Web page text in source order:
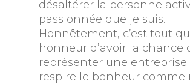
désaltérer la personne
passionnée que je suis.
Honnêtement, c’est tout
honneur d’avoir la chance
représenter une entreprise
respire le bonheur comme